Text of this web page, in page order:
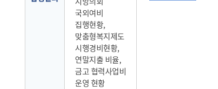
국외여비
집행현황,
맞춤형복지제도
시행경비현황,
연말지출 비율,
금고 협력사업비
운영 현황